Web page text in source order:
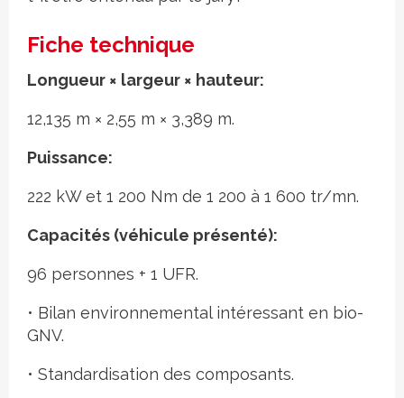
Fiche technique
Longueur × largeur × hauteur:
12,135 m × 2,55 m × 3,389 m.
Puissance:
222 kW et 1 200 Nm de 1 200 à 1 600 tr/mn.
Capacités (véhicule présenté):
96 personnes + 1 UFR.
• Bilan environnemental intéressant en bio-
GNV.
• Standardisation des composants.